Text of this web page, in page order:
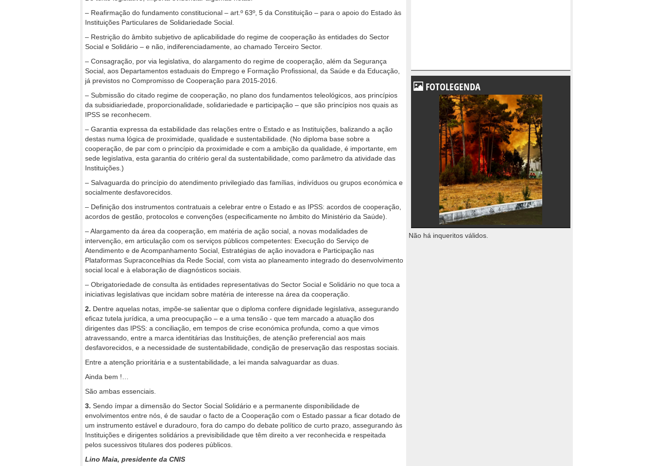
– Reafirmação do fundamento constitucional – art.º 63º, 5 da Constituição – para o apoio do Estado às
Instituições Particulares de Solidariedade Social.
– Restrição do âmbito subjetivo de aplicabilidade do regime de cooperação às entidades do Sector
Social e Solidário – e não, indiferenciadamente, ao chamado Terceiro Sector.
– Consagração, por via legislativa, do alargamento do regime de cooperação, além da Segurança
Social, aos Departamentos estaduais do Emprego e Formação Profissional, da Saúde e da Educação,
já previstos no Compromisso de Cooperação para 2015-2016.
– Submissão do citado regime de cooperação, no plano dos fundamentos teleológicos, aos princípios
da subsidiariedade, proporcionalidade, solidariedade e participação – que são princípios nos quais as
IPSS se reconhecem.
– Garantia expressa da estabilidade das relações entre o Estado e as Instituições, balizando a ação
destas numa lógica de proximidade, qualidade e sustentabilidade. (No diploma base sobre a
cooperação, de par com o princípio da proximidade e com a ambição da qualidade, é importante, em
sede legislativa, esta garantia do critério geral da sustentabilidade, como parâmetro da atividade das
Instituições.)
– Salvaguarda do princípio do atendimento privilegiado das famílias, indivíduos ou grupos económica e
socialmente desfavorecidos.
– Definição dos instrumentos contratuais a celebrar entre o Estado e as IPSS: acordos de cooperação,
acordos de gestão, protocolos e convenções (especificamente no âmbito do Ministério da Saúde).
– Alargamento da área da cooperação, em matéria de ação social, a novas modalidades de
intervenção, em articulação com os serviços públicos competentes: Execução do Serviço de
Atendimento e de Acompanhamento Social, Estratégias de ação inovadora e Participação nas
Plataformas Supraconcelhias da Rede Social, com vista ao planeamento integrado do desenvolvimento
social local e à elaboração de diagnósticos sociais.
– Obrigatoriedade de consulta às entidades representativas do Sector Social e Solidário no que toca a
iniciativas legislativas que incidam sobre matéria de interesse na área da cooperação.
2. Dentre aquelas notas, impõe-se salientar que o diploma confere dignidade legislativa, assegurando
eficaz tutela jurídica, a uma preocupação – e a uma tensão - que tem marcado a atuação dos
dirigentes das IPSS: a conciliação, em tempos de crise económica profunda, como a que vimos
atravessando, entre a marca identitárias das Instituições, de atenção preferencial aos mais
desfavorecidos, e a necessidade de sustentabilidade, condição de preservação das respostas sociais.
Entre a atenção prioritária e a sustentabilidade, a lei manda salvaguardar as duas.
Ainda bem !…
São ambas essenciais.
3. Sendo ímpar a dimensão do Sector Social Solidário e a permanente disponibilidade de
envolvimentos entre nós, é de saudar o facto de a Cooperação com o Estado passar a ficar dotado de
um instrumento estável e duradouro, fora do campo do debate político de curto prazo, assegurando às
Instituições e dirigentes solidários a previsibilidade que têm direito a ver reconhecida e respeitada
pelos sucessivos titulares dos poderes públicos.
Lino Maia, presidente da CNIS
FOTOLEGENDA
Não há inqueritos válidos.